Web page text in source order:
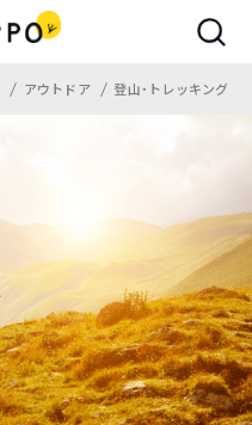
アウトドア 登山・トレッキング